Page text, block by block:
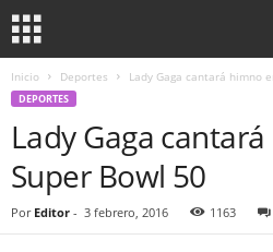
Inicio Deportes Lady Gaga cantará himno
DEPORTES
Lady Gaga
Super Bowl 50
Por Editor - 3 febrero, 2016 1163